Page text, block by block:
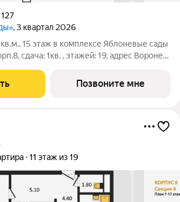
127
, 3 квартал 2026
15 этаж в комплексе Яблоневые сады
сдача: 1кв. , этажей: 19, адрес Воронеж
Позвоните мне
11 этаж из 19